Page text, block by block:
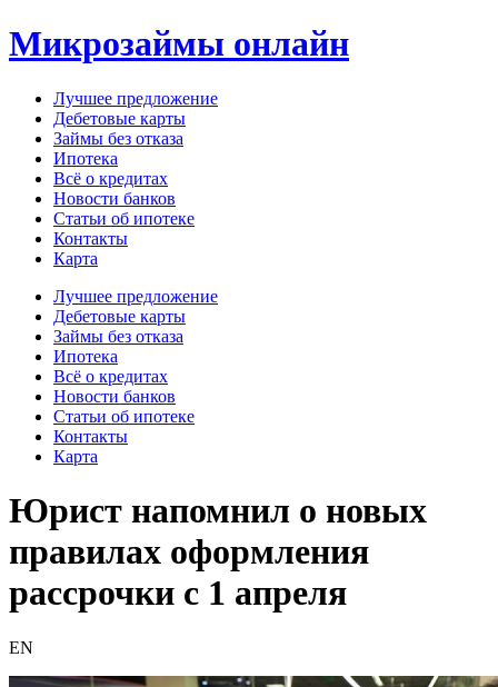
Перейти
к
Микрозаймы онлайн
Лучшее предложение
Дебетовые карты
Займы без отказа
Ипотека
Всё о кредитах
Новости банков
Статьи об ипотеке
Контакты
Карта
Меню Лучшее предложение
Дебетовые карты
Займы без отказа
Ипотека
Всё о кредитах
Новости банков
Статьи об ипотеке
Контакты
Карта
Юрист напомнил о новых
правилах оформления
рассрочки с 1 апреля
EN